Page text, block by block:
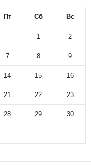
Пт Сб Вс
1 2
7 8 9
14 15 16
21 22 23
28 29 30